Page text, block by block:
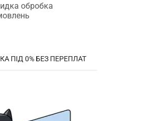
обробка
ПІД 0% БЕЗ ПЕРЕПЛАТ